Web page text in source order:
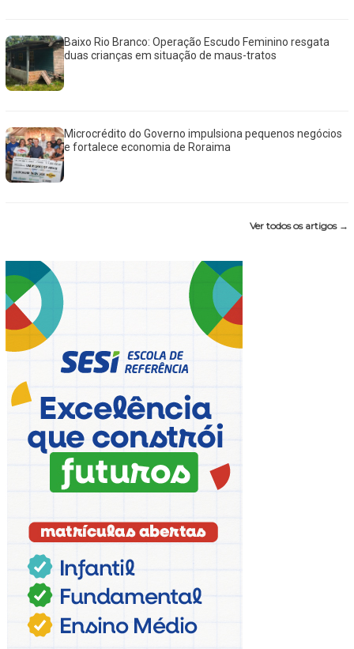
Baixo Rio Branco: Operação Escudo Feminino resgata
duas crianças em situação de maus-tratos
Microcrédito do Governo impulsiona pequenos negócios
e fortalece economia de Roraima
Ver todos os artigos →